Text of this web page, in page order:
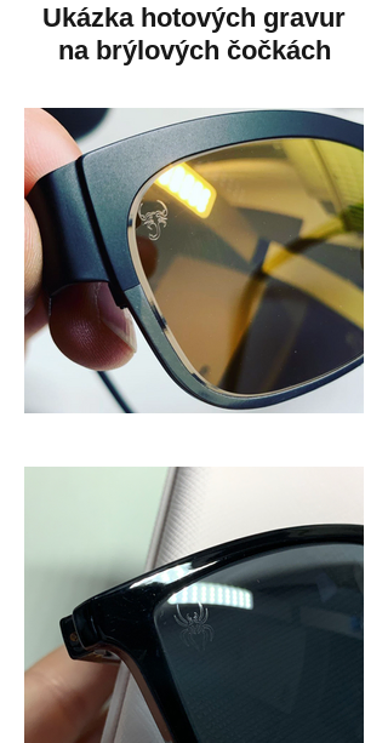
Ukázka hotových gravur
na brýlových čočkách